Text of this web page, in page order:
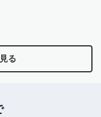
る